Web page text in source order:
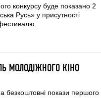
конкурсу буде показано 2
Русь» у присутності
МОЛОДІЖНОГО КІНО
безкоштовні покази першого